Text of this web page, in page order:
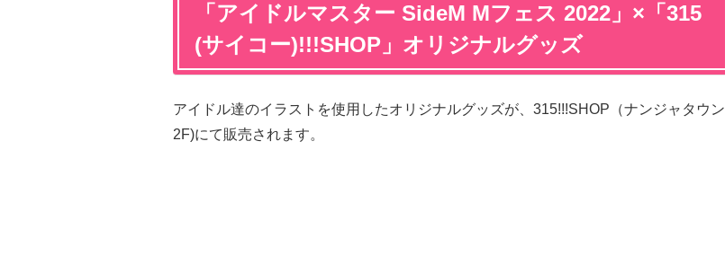
「アイドルマスター SideM Mフェス 2022」×「315
(サイコー)!!!SHOP」オリジナルグッズ
アイドル達のイラストを使用したオリジナルグッズが、315!!!SHOP（ナンジャタウン
2F)にて販売されます。